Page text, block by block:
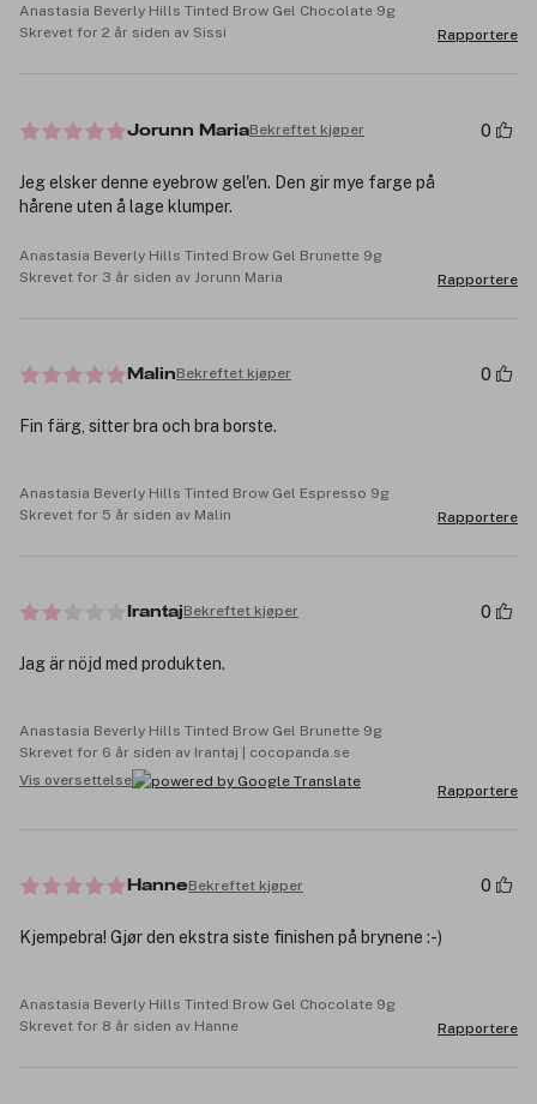
Anastasia Beverly Hills Tinted Brow Gel Chocolate 9g
Skrevet for 2 år siden av Sissi
Rapportere
Jorunn MariaBekreftet kjøper 0
Jeg elsker denne eyebrow gel'en. Den gir mye farge på
hårene uten å lage klumper.
Anastasia Beverly Hills Tinted Brow Gel Brunette 9g
Skrevet for 3 år siden av Jorunn Maria
Rapportere
MalinBekreftet kjøper 0
Fin färg, sitter bra och bra borste.
Anastasia Beverly Hills Tinted Brow Gel Espresso 9g
Skrevet for 5 år siden av Malin
Rapportere
IrantajBekreftet kjøper 0
Jag är nöjd med produkten.
Anastasia Beverly Hills Tinted Brow Gel Brunette 9g
Skrevet for 6 år siden av Irantaj | cocopanda.se
Vis oversettelse
Rapportere
HanneBekreftet kjøper 0
Kjempebra! Gjør den ekstra siste finishen på brynene :-)
Anastasia Beverly Hills Tinted Brow Gel Chocolate 9g
Skrevet for 8 år siden av Hanne
Rapportere